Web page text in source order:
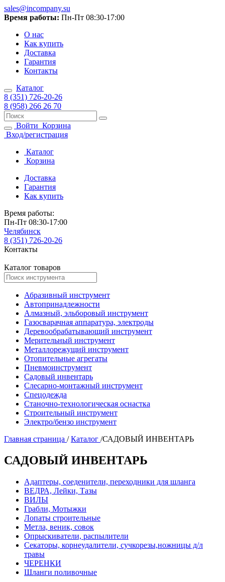
sales@incompany.su
Время работы: Пн-Пт 08:30-17:00
О нас
Как купить
Доставка
Гарантия
Контакты
Каталог
8 (351) 726-20-26
8 (958) 266 26 70
Войти Корзина
Вход/регистрация
Каталог
Корзина
Доставка
Гарантия
Как купить
Время работы:
Пн-Пт 08:30-17:00
Челябинск
8 (351) 726-20-26
Контакты
Каталог товаров
Абразивный инструмент
Автопринадлежности
Алмазный, эльборовый инструмент
Газосварачная аппаратура, электроды
Деревообрабатывающий инструмент
Мерительный инструмент
Металлорежущий инструмент
Отопительные агрегаты
Пневмоинструмент
Садовый инвентарь
Слесарно-монтажный инструмент
Спецодежда
Станочно-технологическая оснастка
Строительный инструмент
Электро/бензо инструмент
Главная страница / Каталог /САДОВЫЙ ИНВЕНТАРЬ
САДОВЫЙ ИНВЕНТАРЬ
Адаптеры, соеденители, переходники для шланга
ВЕДРА, Лейки, Тазы
ВИЛЫ
Грабли, Мотыжки
Лопаты строительные
Метла, веник, совок
Опрыскиватели, распылители
Секаторы, корнеудалители, сучкорезы,ножницы д/л
травы
ЧЕРЕНКИ
Шланги поливочные